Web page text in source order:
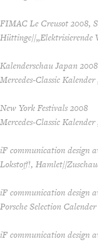
FIMAC Le Creusot 2008,
Hüttinge//„Elektrisierende
Kalenderschau Japan 2008
Mercedes-Classic
New York Festivals 2008
Mercedes-Classic
iF communication design
Lokstoff!, Hamlet//
iF communication design
Porsche Selection
iF communication design